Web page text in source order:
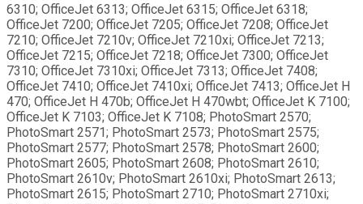
6310; OfficeJet 6313; OfficeJet 6315; OfficeJet 6318;
OfficeJet 7200; OfficeJet 7205; OfficeJet 7208; OfficeJet
7210; OfficeJet 7210v; OfficeJet 7210xi; OfficeJet 7213;
OfficeJet 7215; OfficeJet 7218; OfficeJet 7300; OfficeJet
7310; OfficeJet 7310xi; OfficeJet 7313; OfficeJet 7408;
OfficeJet 7410; OfficeJet 7410xi; OfficeJet 7413; OfficeJet H
470; OfficeJet H 470b; OfficeJet H 470wbt; OfficeJet K 7100;
OfficeJet K 7103; OfficeJet K 7108; PhotoSmart 2570;
PhotoSmart 2571; PhotoSmart 2573; PhotoSmart 2575;
PhotoSmart 2577; PhotoSmart 2578; PhotoSmart 2600;
PhotoSmart 2605; PhotoSmart 2608; PhotoSmart 2610;
PhotoSmart 2610v; PhotoSmart 2610xi; PhotoSmart 2613;
PhotoSmart 2615; PhotoSmart 2710; PhotoSmart 2710xi;